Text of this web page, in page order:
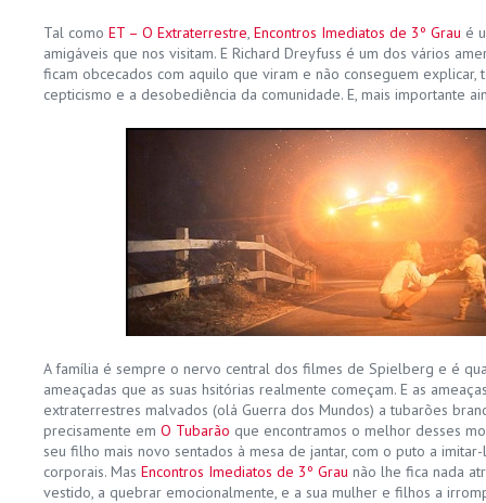
Tal como ET – O Extraterrestre, Encontros Imediatos de 3º Grau é
amigáveis que nos visitam. E Richard Dreyfuss é um dos vários
ficam obcecados com aquilo que viram e não conseguem
cepticismo e a desobediência da comunidade. E, mais importante
A família é sempre o nervo central dos filmes de Spielberg e é
ameaçadas que as suas hsitórias realmente começam. E as
extraterrestres malvados (olá Guerra dos Mundos) a tubarões
precisamente em O Tubarão que encontramos o melhor desses
seu filho mais novo sentados à mesa de jantar, com o puto a
corporais. Mas Encontros Imediatos de 3º Grau não lhe fica nada
vestido, a quebrar emocionalmente, e a sua mulher e filhos a